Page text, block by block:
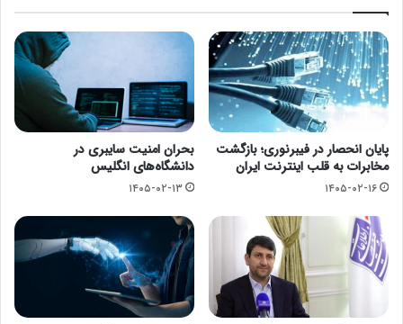
پایان انحصار در فیبرنوری؛ بازگشت
مخابرات به قلب اینترنت ایران
۱۴۰۵-۰۲-۱۶
بحران امنیت سایبری در
دانشگاه‌های انگلیس
۱۴۰۵-۰۲-۱۳